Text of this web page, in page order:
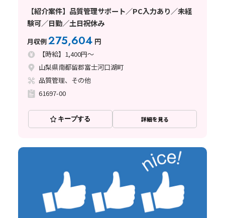
【紹介案件】品質管理サポート／PC入力あり／未経
験可／日勤／土日祝休み
月収例275,604 円
【時給】1,400円～
山梨県南都留郡富士河口湖町
品質管理、その他
61697-00
キープする 詳細を見る